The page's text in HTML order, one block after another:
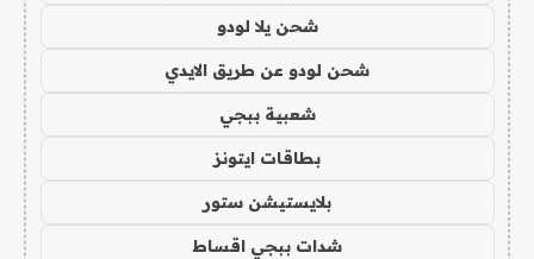
شحن يلا لودو
شحن لودو عن طريق الايدي
شعبية ببجي
بطاقات ايتونز
بلايستيشن ستور
شدات ببجي اقساط